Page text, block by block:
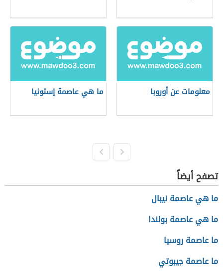
معلومات عن أوروبا ما هي عاصمة إستونيا
تصفح أيضاً
ما هي عاصمة نيبال
ما هي عاصمة بولندا
ما عاصمة روسيا
ما عاصمة جيبوتي